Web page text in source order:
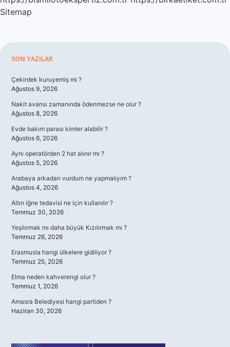
Sitemap
Sidebar
SON YAZILAR
Çekirdek kuruyemiş mi ?
Ağustos 9, 2026
Nakit avansı zamanında ödenmezse ne olur ?
Ağustos 8, 2026
Evde bakım parası kimler alabilir ?
Ağustos 6, 2026
Aynı operatörden 2 hat alınır mı ?
Ağustos 5, 2026
Arabaya arkadan vurdum ne yapmalıyım ?
Ağustos 4, 2026
Altın iğne tedavisi ne için kullanılır ?
Temmuz 30, 2026
Yeşilırmak mı daha büyük Kızılırmak mı ?
Temmuz 26, 2026
Erasmusla hangi ülkelere gidiliyor ?
Temmuz 25, 2026
Elma neden kahverengi olur ?
Temmuz 1, 2026
Amasra Belediyesi hangi partiden ?
Haziran 30, 2026